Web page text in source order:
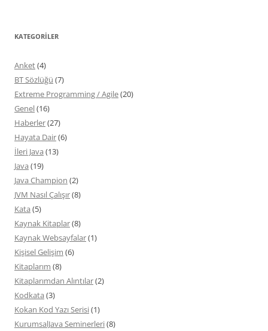
KATEGORILER
Anket(4)
BT Sözlüğü (7)
Extreme Programming / Agile(20)
Genel(16)
Haberler(27)
Hayata Dair(6)
İleri Java (13)
Java (19)
Java Champion (2)
JVM Nasıl Çalışır(8)
Kata (5)
Kaynak Kitaplar(8)
Kaynak Websayfalar(1)
Kişisel Gelişim (6)
Kitaplarım (8)
Kitaplarımdan Alıntılar(2)
Kodkata (3)
Kokan Kod Yazı Serisi(1)
KurumsalJava Seminerleri(8)